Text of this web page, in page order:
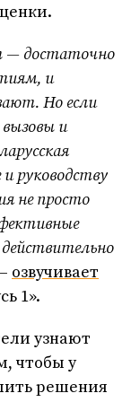
— достаточно
и
Но если
и
руководству
не просто
озвучивает
1».
узнают
чтобы у
решения